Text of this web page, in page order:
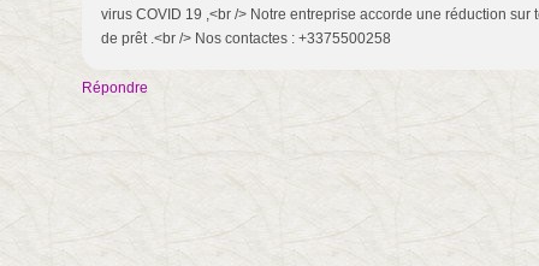
virus COVID 19 ,<br /> Notre entreprise accorde une réduction sur
de prêt .<br /> Nos contactes : +3375500258
Répondre